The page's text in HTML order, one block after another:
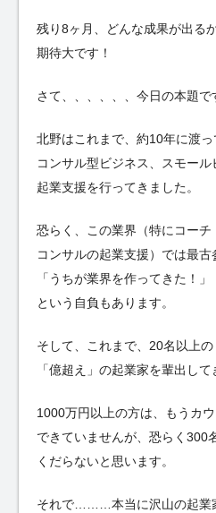
残り8ヶ月、どんな成果が出るか
期待大です！
さて、、、、、、今日の本題で
北野はこれまで、約10年に渡っ
コンサル型ビジネス、スモール
起業支援を行ってきました。
恐らく、この業界（特にコーチ
コンサルの起業支援）では最古
「うちが業界を作ってきた！」
という自負もあります。
そして、これまで、20名以上の
「億超え」の起業家を輩出して
1000万円以上の方は、もうカウ
できていませんが、恐らく300
くだらないと思います。
それで………本当に沢山の起業